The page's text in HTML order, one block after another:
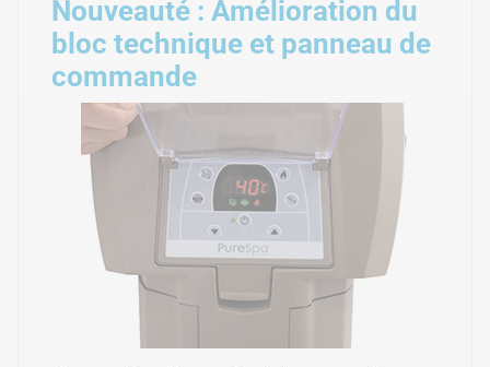
Nouveauté : Amélioration du
bloc technique et panneau de
commande